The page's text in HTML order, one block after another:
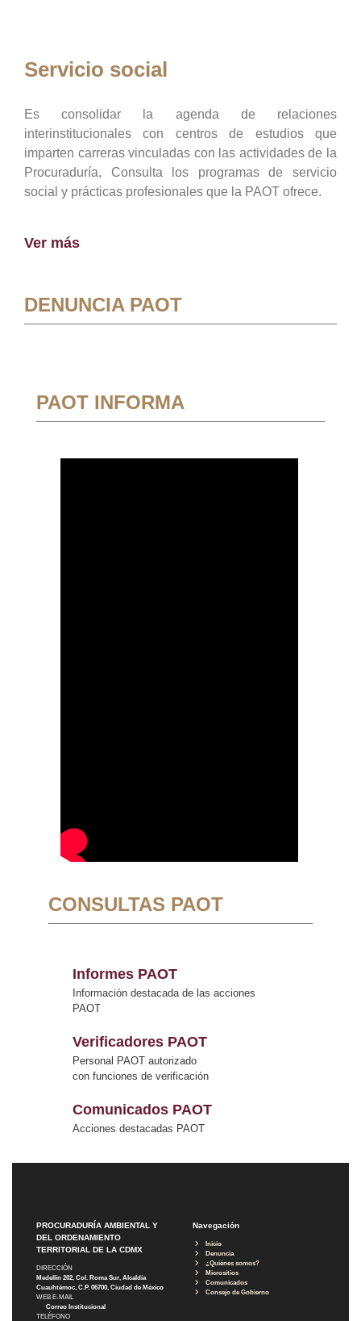
Servicio social
Es consolidar la agenda de relaciones
interinstitucionales con centros de estudios que
imparten carreras vinculadas con las actividades de la
Procuraduría, Consulta los programas de servicio
social y prácticas profesionales que la PAOT ofrece.
Ver más
DENUNCIA PAOT
PAOT INFORMA
CONSULTAS PAOT
Informes PAOT
Información destacada de las acciones
PAOT
Verificadores PAOT
Personal PAOT autorizado
con funciones de verificación
Comunicados PAOT
Acciones destacadas PAOT
PROCURADURÍA AMBIENTAL Y
DEL ORDENAMIENTO
TERRITORIAL DE LA CDMX
DIRECCIÓN
Medellín 202, Col. Roma Sur, Alcaldía
Cuauhtémoc, C.P. 06700, Ciudad de México
WEB E-MAIL
Correo Institucional
TELÉFONO
Navegación
Inicio
Denuncia
¿Quiénes somos?
Micrositios
Comunicados
Consejo de Gobierno